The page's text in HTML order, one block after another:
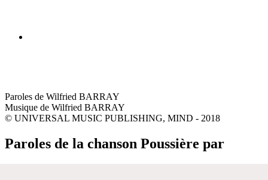
Paroles de Wilfried BARRAY
Musique de Wilfried BARRAY
© UNIVERSAL MUSIC PUBLISHING, MIND - 2018
Paroles de la chanson Poussière par